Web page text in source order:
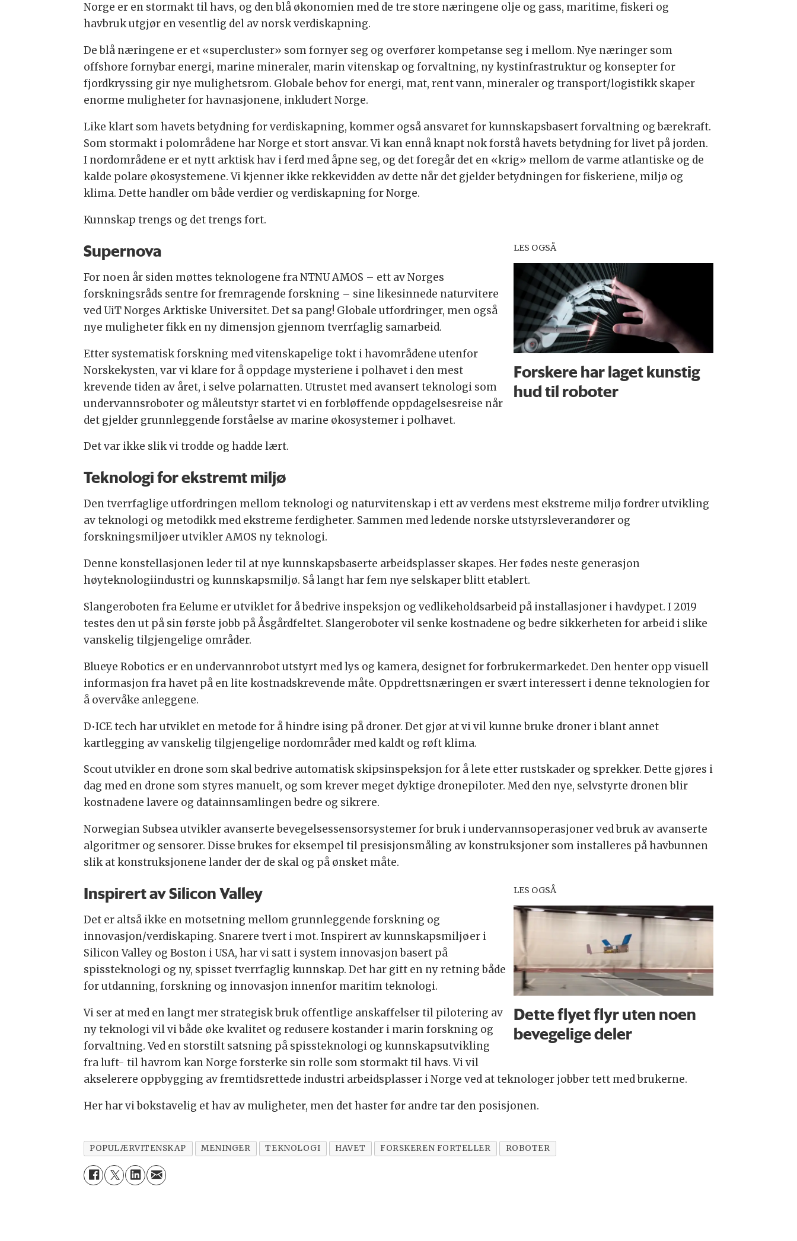
Norge er en stormakt til havs, og den blå økonomien med de tre store næringene olje og gass, maritime, fiskeri og
havbruk utgjør en vesentlig del av norsk verdiskapning.
De blå næringene er et «supercluster» som fornyer seg og overfører kompetanse seg i mellom. Nye næringer som
offshore fornybar energi, marine mineraler, marin vitenskap og forvaltning, ny kystinfrastruktur og konsepter for
fjordkryssing gir nye mulighetsrom. Globale behov for energi, mat, rent vann, mineraler og transport/logistikk skaper
enorme muligheter for havnasjonene, inkludert Norge.
Like klart som havets betydning for verdiskapning, kommer også ansvaret for kunnskapsbasert forvaltning og bærekraft.
Som stormakt i polområdene har Norge et stort ansvar. Vi kan ennå knapt nok forstå havets betydning for livet på jorden.
I nordområdene er et nytt arktisk hav i ferd med åpne seg, og det foregår det en «krig» mellom de varme atlantiske og de
kalde polare økosystemene. Vi kjenner ikke rekkevidden av dette når det gjelder betydningen for fiskeriene, miljø og
klima. Dette handler om både verdier og verdiskapning for Norge.
Kunnskap trengs og det trengs fort.
LES OGSÅ
Forskere har laget kunstig
hud til roboter
Supernova
For noen år siden møttes teknologene fra NTNU AMOS – ett av Norges
forskningsråds sentre for fremragende forskning – sine likesinnede naturvitere
ved UiT Norges Arktiske Universitet. Det sa pang! Globale utfordringer, men også
nye muligheter fikk en ny dimensjon gjennom tverrfaglig samarbeid.
Etter systematisk forskning med vitenskapelige tokt i havområdene utenfor
Norskekysten, var vi klare for å oppdage mysteriene i polhavet i den mest
krevende tiden av året, i selve polarnatten. Utrustet med avansert teknologi som
undervannsroboter og måleutstyr startet vi en forbløffende oppdagelsesreise når
det gjelder grunnleggende forståelse av marine økosystemer i polhavet.
Det var ikke slik vi trodde og hadde lært.
Teknologi for ekstremt miljø
Den tverrfaglige utfordringen mellom teknologi og naturvitenskap i ett av verdens mest ekstreme miljø fordrer utvikling
av teknologi og metodikk med ekstreme ferdigheter. Sammen med ledende norske utstyrsleverandører og
forskningsmiljøer utvikler AMOS ny teknologi.
Denne konstellasjonen leder til at nye kunnskapsbaserte arbeidsplasser skapes. Her fødes neste generasjon
høyteknologiindustri og kunnskapsmiljø. Så langt har fem nye selskaper blitt etablert.
Slangeroboten fra Eelume er utviklet for å bedrive inspeksjon og vedlikeholdsarbeid på installasjoner i havdypet. I 2019
testes den ut på sin første jobb på Åsgårdfeltet. Slangeroboter vil senke kostnadene og bedre sikkerheten for arbeid i slike
vanskelig tilgjengelige områder.
Blueye Robotics er en undervannrobot utstyrt med lys og kamera, designet for forbrukermarkedet. Den henter opp visuell
informasjon fra havet på en lite kostnadskrevende måte. Oppdrettsnæringen er svært interessert i denne teknologien for
å overvåke anleggene.
D•ICE tech har utviklet en metode for å hindre ising på droner. Det gjør at vi vil kunne bruke droner i blant annet
kartlegging av vanskelig tilgjengelige nordområder med kaldt og røft klima.
Scout utvikler en drone som skal bedrive automatisk skipsinspeksjon for å lete etter rustskader og sprekker. Dette gjøres i
dag med en drone som styres manuelt, og som krever meget dyktige dronepiloter. Med den nye, selvstyrte dronen blir
kostnadene lavere og datainnsamlingen bedre og sikrere.
Norwegian Subsea utvikler avanserte bevegelsessensorsystemer for bruk i undervannsoperasjoner ved bruk av avanserte
algoritmer og sensorer. Disse brukes for eksempel til presisjonsmåling av konstruksjoner som installeres på havbunnen
slik at konstruksjonene lander der de skal og på ønsket måte.
LES OGSÅ
Dette flyet flyr uten noen
bevegelige deler
Inspirert av Silicon Valley
Det er altså ikke en motsetning mellom grunnleggende forskning og
innovasjon/verdiskaping. Snarere tvert i mot. Inspirert av kunnskapsmiljøer i
Silicon Valley og Boston i USA, har vi satt i system innovasjon basert på
spissteknologi og ny, spisset tverrfaglig kunnskap. Det har gitt en ny retning både
for utdanning, forskning og innovasjon innenfor maritim teknologi.
Vi ser at med en langt mer strategisk bruk offentlige anskaffelser til pilotering av
ny teknologi vil vi både øke kvalitet og redusere kostander i marin forskning og
forvaltning. Ved en storstilt satsning på spissteknologi og kunnskapsutvikling
fra luft- til havrom kan Norge forsterke sin rolle som stormakt til havs. Vi vil
akselerere oppbygging av fremtidsrettede industri arbeidsplasser i Norge ved at teknologer jobber tett med brukerne.
Her har vi bokstavelig et hav av muligheter, men det haster før andre tar den posisjonen.
POPULÆRVITENSKAP MENINGER TEKNOLOGI HAVET FORSKEREN FORTELLER ROBOTER